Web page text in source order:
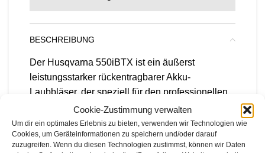
Cookie-Zustimmung verwalten
Um dir ein optimales Erlebnis zu bieten, verwenden wir Technologien wie
Cookies, um Geräteinformationen zu speichern und/oder darauf
zuzugreifen. Wenn du diesen Technologien zustimmst, können wir Daten
BESCHREIBUNG
Der Husqvarna 550iBTX ist ein äußerst
leistungsstarker rückentragbarer Akku-
Laubbläser, der speziell für den professionellen
Einsatz entwickelt wurde. Mit einer
beeindruckenden Blaskraft von 14 N und einem
Gewicht von 6,3 kg (ohne Akku) ist dieser
Laubbläser eine zuverlässige Lösung für